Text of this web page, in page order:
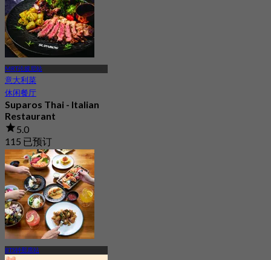
MRT伦披尼站
意大利菜
休闲餐厅
Suparos Thai - Italian
Restaurant
5.0
115 已预订
起฿ 406.66
BTS钟那席站